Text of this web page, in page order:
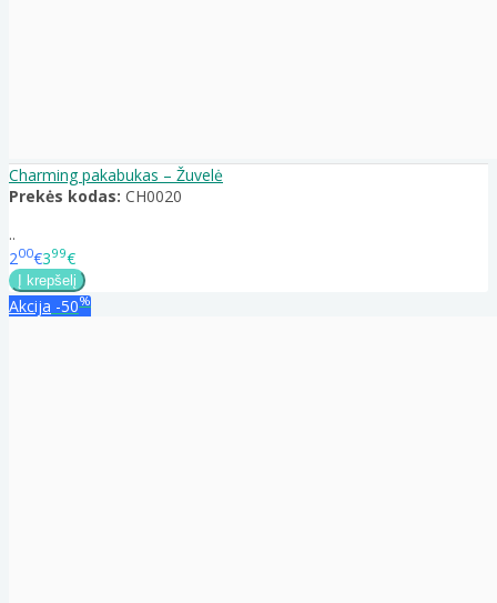
Charming pakabukas – Žuvelė
Prekės kodas: CH0020
..
200€399€
Akcija -50%